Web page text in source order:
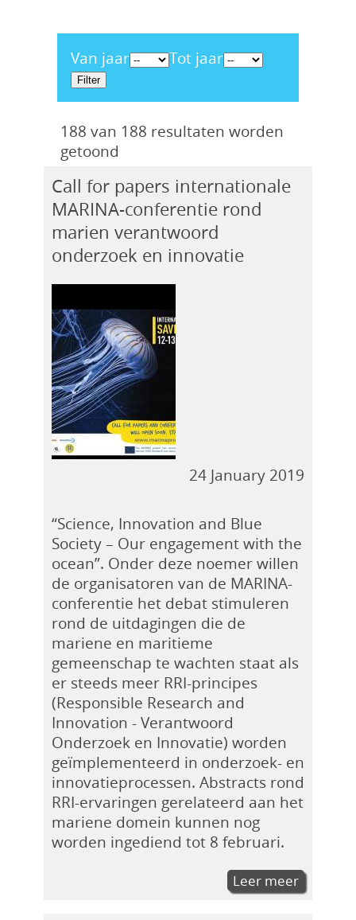
Van jaar Tot jaar
188 van 188 resultaten worden
getoond
Call for papers internationale
MARINA-conferentie rond
marien verantwoord
onderzoek en innovatie
24 January 2019
“Science, Innovation and Blue
Society – Our engagement with the
ocean”. Onder deze noemer willen
de organisatoren van de MARINA-
conferentie het debat stimuleren
rond de uitdagingen die de
mariene en maritieme
gemeenschap te wachten staat als
er steeds meer RRI-principes
(Responsible Research and
Innovation - Verantwoord
Onderzoek en Innovatie) worden
geïmplementeerd in onderzoek- en
innovatieprocessen. Abstracts rond
RRI-ervaringen gerelateerd aan het
mariene domein kunnen nog
worden ingediend tot 8 februari.
Leer meer